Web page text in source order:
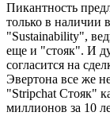
Пикантность
только в наличии
"Sustainability",
еще и "стояк". И
согласится на
Эвертона все же
"Stripchat Стояк"
миллионов за 10